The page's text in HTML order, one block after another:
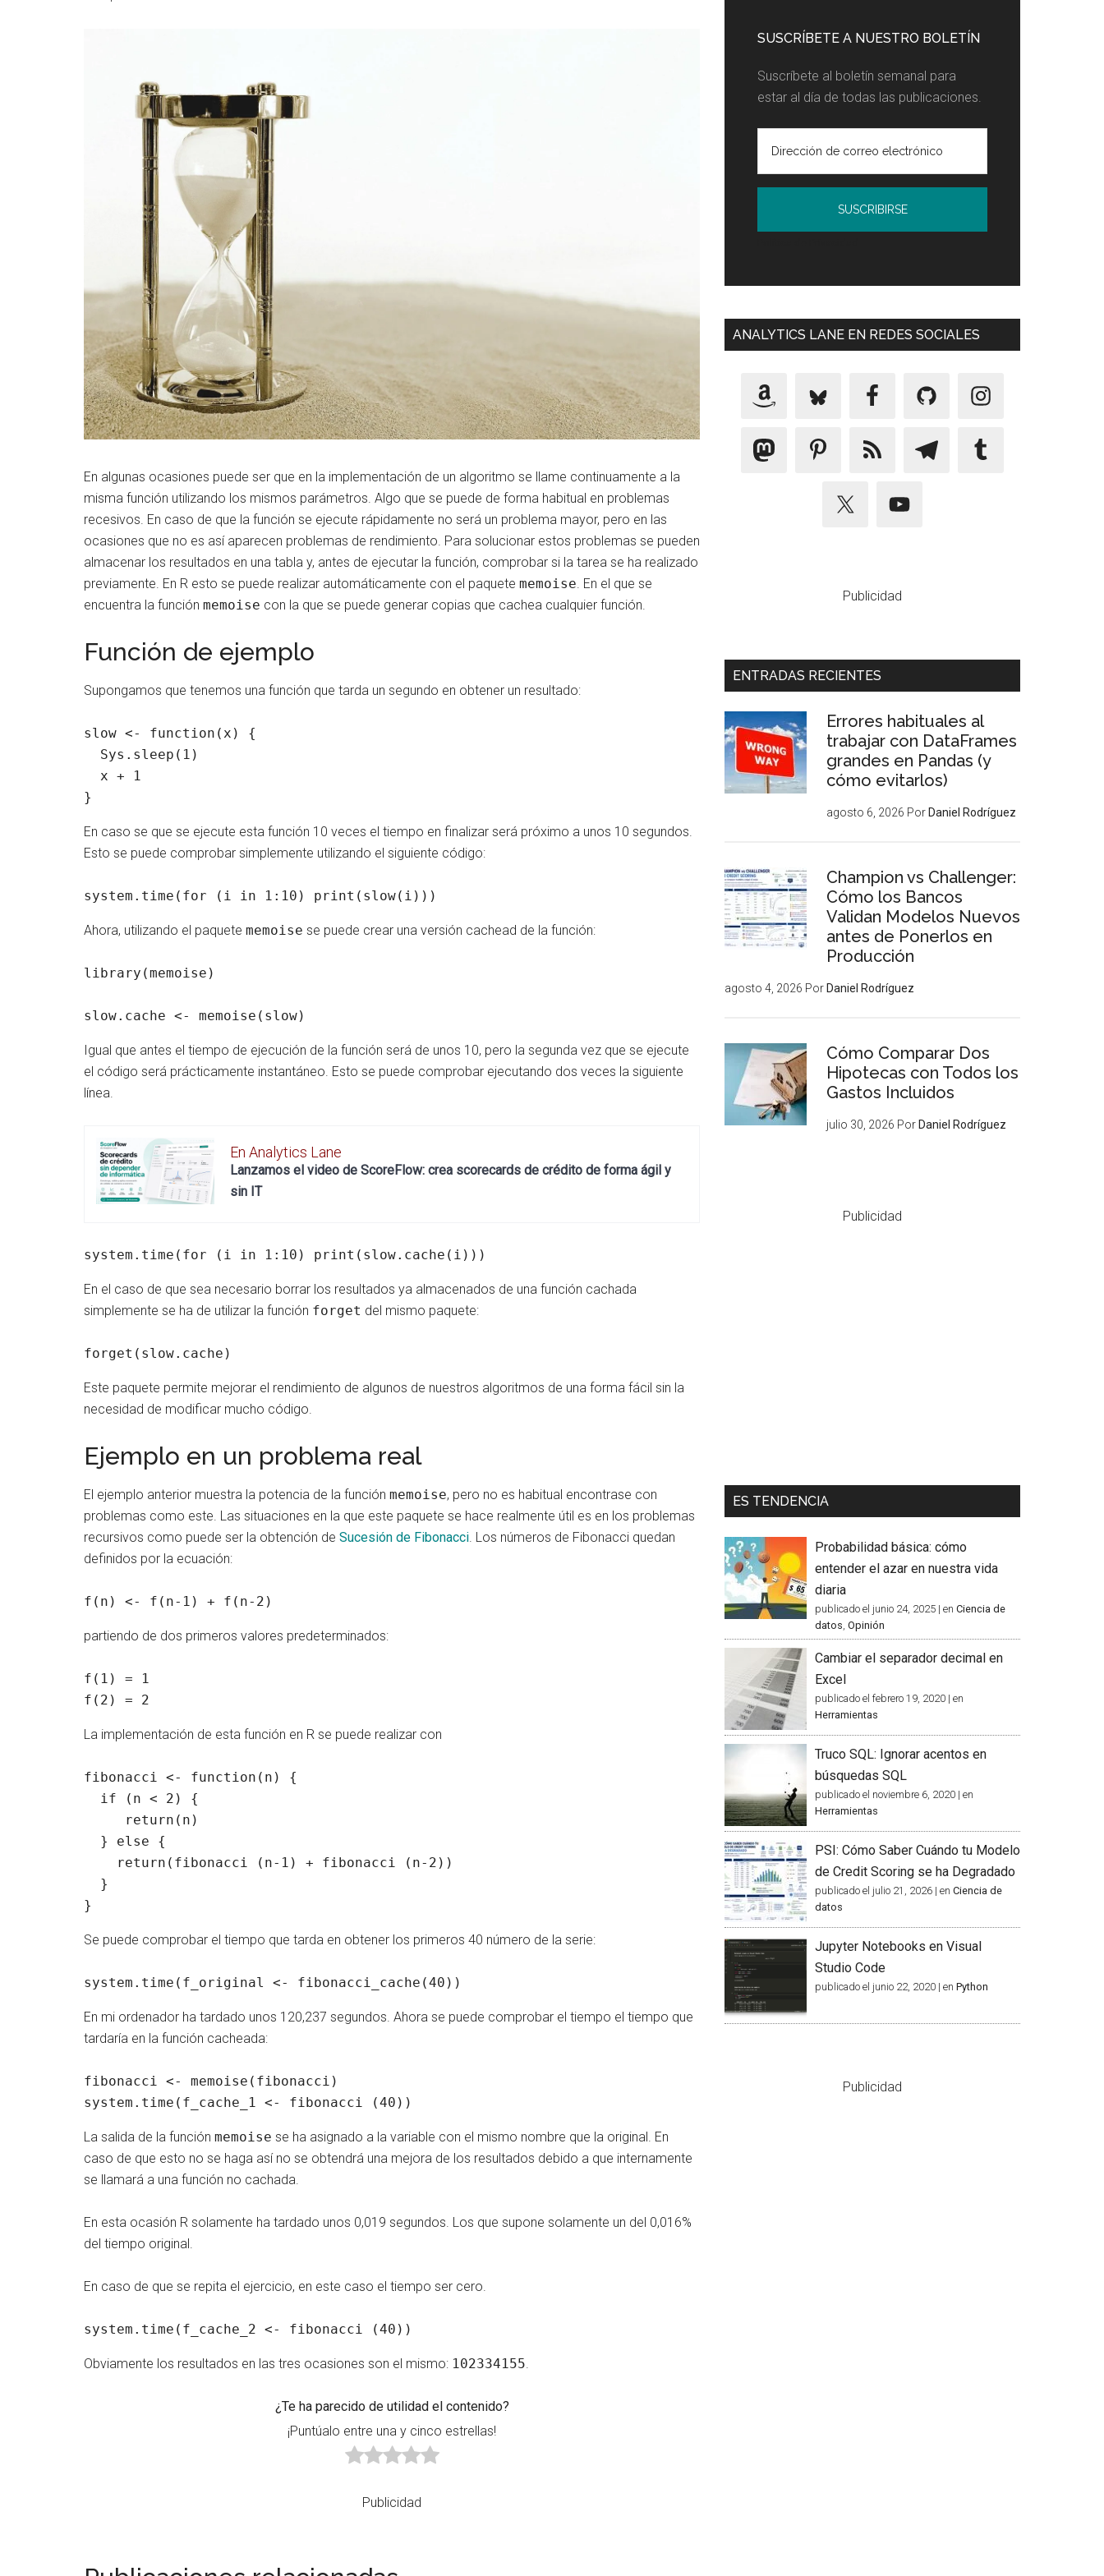
En algunas ocasiones puede ser que en la implementación de un algoritmo se llame continuamente a la
misma función utilizando los mismos parámetros. Algo que se puede de forma habitual en problemas
recesivos. En caso de que la función se ejecute rápidamente no será un problema mayor, pero en las
ocasiones que no es así aparecen problemas de rendimiento. Para solucionar estos problemas se pueden
almacenar los resultados en una tabla y, antes de ejecutar la función, comprobar si la tarea se ha realizado
previamente. En R esto se puede realizar automáticamente con el paquete memoise. En el que se
encuentra la función memoise con la que se puede generar copias que cachea cualquier función.
Función de ejemplo
Supongamos que tenemos una función que tarda un segundo en obtener un resultado:
slow <- function(x) {
  Sys.sleep(1)
  x + 1
}
En caso se que se ejecute esta función 10 veces el tiempo en finalizar será próximo a unos 10 segundos.
Esto se puede comprobar simplemente utilizando el siguiente código:
system.time(for (i in 1:10) print(slow(i)))
Ahora, utilizando el paquete memoise se puede crear una versión cachead de la función:
library(memoise)
slow.cache <- memoise(slow)
Igual que antes el tiempo de ejecución de la función será de unos 10, pero la segunda vez que se ejecute
el código será prácticamente instantáneo. Esto se puede comprobar ejecutando dos veces la siguiente
línea.
En Analytics Lane
Lanzamos el video de ScoreFlow: crea scorecards de crédito de forma ágil y
sin IT
system.time(for (i in 1:10) print(slow.cache(i)))
En el caso de que sea necesario borrar los resultados ya almacenados de una función cachada
simplemente se ha de utilizar la función forget del mismo paquete:
forget(slow.cache)
Este paquete permite mejorar el rendimiento de algunos de nuestros algoritmos de una forma fácil sin la
necesidad de modificar mucho código.
Ejemplo en un problema real
El ejemplo anterior muestra la potencia de la función memoise, pero no es habitual encontrase con
problemas como este. Las situaciones en la que este paquete se hace realmente útil es en los problemas
recursivos como puede ser la obtención de Sucesión de Fibonacci. Los números de Fibonacci quedan
definidos por la ecuación:
f(n) <- f(n-1) + f(n-2)
partiendo de dos primeros valores predeterminados:
f(1) = 1
f(2) = 2
La implementación de esta función en R se puede realizar con
fibonacci <- function(n) {
  if (n < 2) {
     return(n)
  } else {
    return(fibonacci (n-1) + fibonacci (n-2))
  }
}
Se puede comprobar el tiempo que tarda en obtener los primeros 40 número de la serie:
system.time(f_original <- fibonacci_cache(40))
En mi ordenador ha tardado unos 120,237 segundos. Ahora se puede comprobar el tiempo el tiempo que
tardaría en la función cacheada:
fibonacci <- memoise(fibonacci)
system.time(f_cache_1 <- fibonacci (40))
La salida de la función memoise se ha asignado a la variable con el mismo nombre que la original. En
caso de que esto no se haga así no se obtendrá una mejora de los resultados debido a que internamente
se llamará a una función no cachada.
En esta ocasión R solamente ha tardado unos 0,019 segundos. Los que supone solamente un del 0,016%
del tiempo original.
En caso de que se repita el ejercicio, en este caso el tiempo ser cero.
system.time(f_cache_2 <- fibonacci (40))
Obviamente los resultados en las tres ocasiones son el mismo: 102334155.
¿Te ha parecido de utilidad el contenido?
¡Puntúalo entre una y cinco estrellas!
Publicidad
SUSCRÍBETE A NUESTRO BOLETÍN
Suscríbete al boletín semanal para
estar al día de todas las publicaciones.
ANALYTICS LANE EN REDES SOCIALES
Publicidad
ENTRADAS RECIENTES
Errores habituales al
trabajar con DataFrames
grandes en Pandas (y
cómo evitarlos)
agosto 6, 2026 Por Daniel Rodríguez
Champion vs Challenger:
Cómo los Bancos
Validan Modelos Nuevos
antes de Ponerlos en
Producción
agosto 4, 2026 Por Daniel Rodríguez
Cómo Comparar Dos
Hipotecas con Todos los
Gastos Incluidos
julio 30, 2026 Por Daniel Rodríguez
Publicidad
ES TENDENCIA
Probabilidad básica: cómo
entender el azar en nuestra vida
diaria
publicado el junio 24, 2025 | en Ciencia de
datos, Opinión
Cambiar el separador decimal en
Excel
publicado el febrero 19, 2020 | en
Herramientas
Truco SQL: Ignorar acentos en
búsquedas SQL
publicado el noviembre 6, 2020 | en
Herramientas
PSI: Cómo Saber Cuándo tu Modelo
de Credit Scoring se ha Degradado
publicado el julio 21, 2026 | en Ciencia de
datos
Jupyter Notebooks en Visual
Studio Code
publicado el junio 22, 2020 | en Python
Publicidad